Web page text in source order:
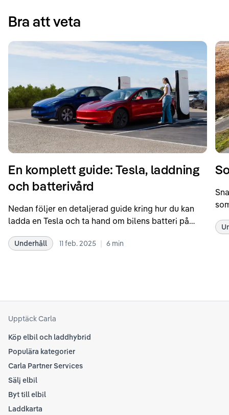
Bra att veta
En komplett guide: Tesla, laddning
och batterivård
Nedan följer en detaljerad guide kring hur du kan
ladda en Tesla och ta hand om bilens batteri på
rekommendationer samt våra egna erfarenheter
Underhåll 11 feb. 2025 | 6 min
att
Upptäck Carla
Köp elbil och laddhybrid
Populära kategorier
Carla Partner Services
Sälj elbil
Byt till elbil
Laddkarta